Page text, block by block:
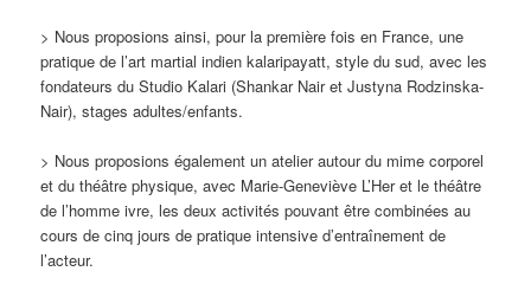
> Nous proposions ainsi, pour la première fois en France, une
pratique de l’art martial indien kalaripayatt, style du sud, avec les
fondateurs du Studio Kalari (Shankar Nair et Justyna Rodzinska-
Nair), stages adultes/enfants.
> Nous proposions également un atelier autour du mime corporel
et du théâtre physique, avec Marie-Geneviève L’Her et le théâtre
de l’homme ivre, les deux activités pouvant être combinées au
cours de cinq jours de pratique intensive d’entraînement de
l’acteur.